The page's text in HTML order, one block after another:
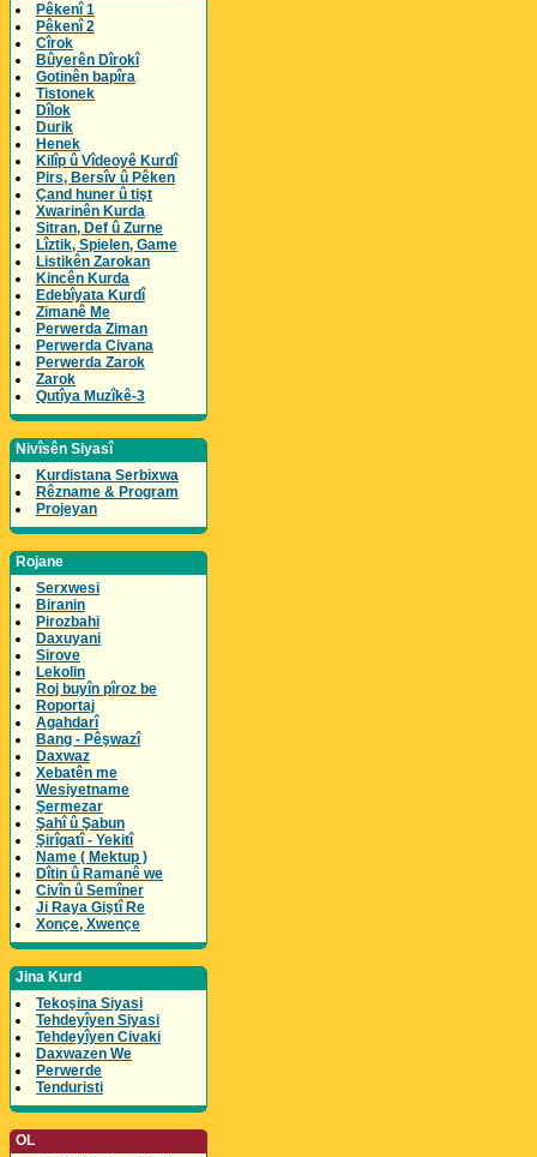
Pêkenî 1
Pêkenî 2
Cîrok
Bûyerên Dîrokî
Gotinên bapîra
Tistonek
Dîlok
Durik
Henek
Kilîp û Vîdeoyê Kurdî
Pirs, Bersîv û Pêken
Çand huner û tişt
Xwarinên Kurda
Sitran, Def û Zurne
Lîztik, Spielen, Game
Listikên Zarokan
Kincên Kurda
Edebîyata Kurdî
Zimanê Me
Perwerda Ziman
Perwerda Civana
Perwerda Zarok
Zarok
Qutîya Muzîkê-3
Nivîsên Siyasî
Kurdistana Serbixwa
Rêzname & Program
Projeyan
Rojane
Serxwesi
Biranin
Pirozbahi
Daxuyani
Sirove
Lekolin
Roj buyîn pîroz be
Roportaj
Agahdarî
Bang - Pêşwazî
Daxwaz
Xebatên me
Wesiyetname
Şermezar
Şahî û Şabun
Şirîgatî - Yekitî
Name ( Mektup )
Dîtin û Ramanê we
Civîn û Semîner
Ji Raya Giştî Re
Xonçe, Xwençe
Jina Kurd
Tekoşina Siyasi
Tehdeyîyen Siyasi
Tehdeyîyen Civaki
Daxwazen We
Perwerde
Tenduristi
OL